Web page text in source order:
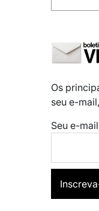
Os
seu e-mail,
Seu e-